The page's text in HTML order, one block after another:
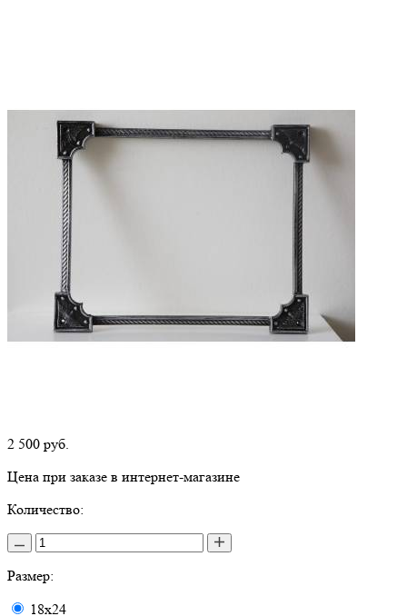
2 500 руб.
Цена при заказе в интернет-магазине
Количество:
Размер:
18х24